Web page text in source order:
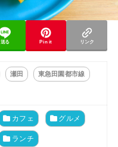
送る Pin it リンク
瀬田 東急田園都市線
カフェ グルメ
ランチ